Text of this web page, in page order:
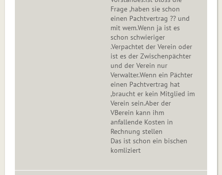
Frage ,haben sie schon
einen Pachtvertrag ?? und
mit wem.Wenn ja ist es
schon schwieriger
.Verpachtet der Verein oder
ist es der Zwischenpächter
und der Verein nur
Verwalter.Wenn ein Pächter
einen Pachtvertrag hat
,braucht er kein Mitglied im
Verein sein.Aber der
VBerein kann ihm
anfallende Kosten in
Rechnung stellen
Das ist schon ein bischen
komliziert